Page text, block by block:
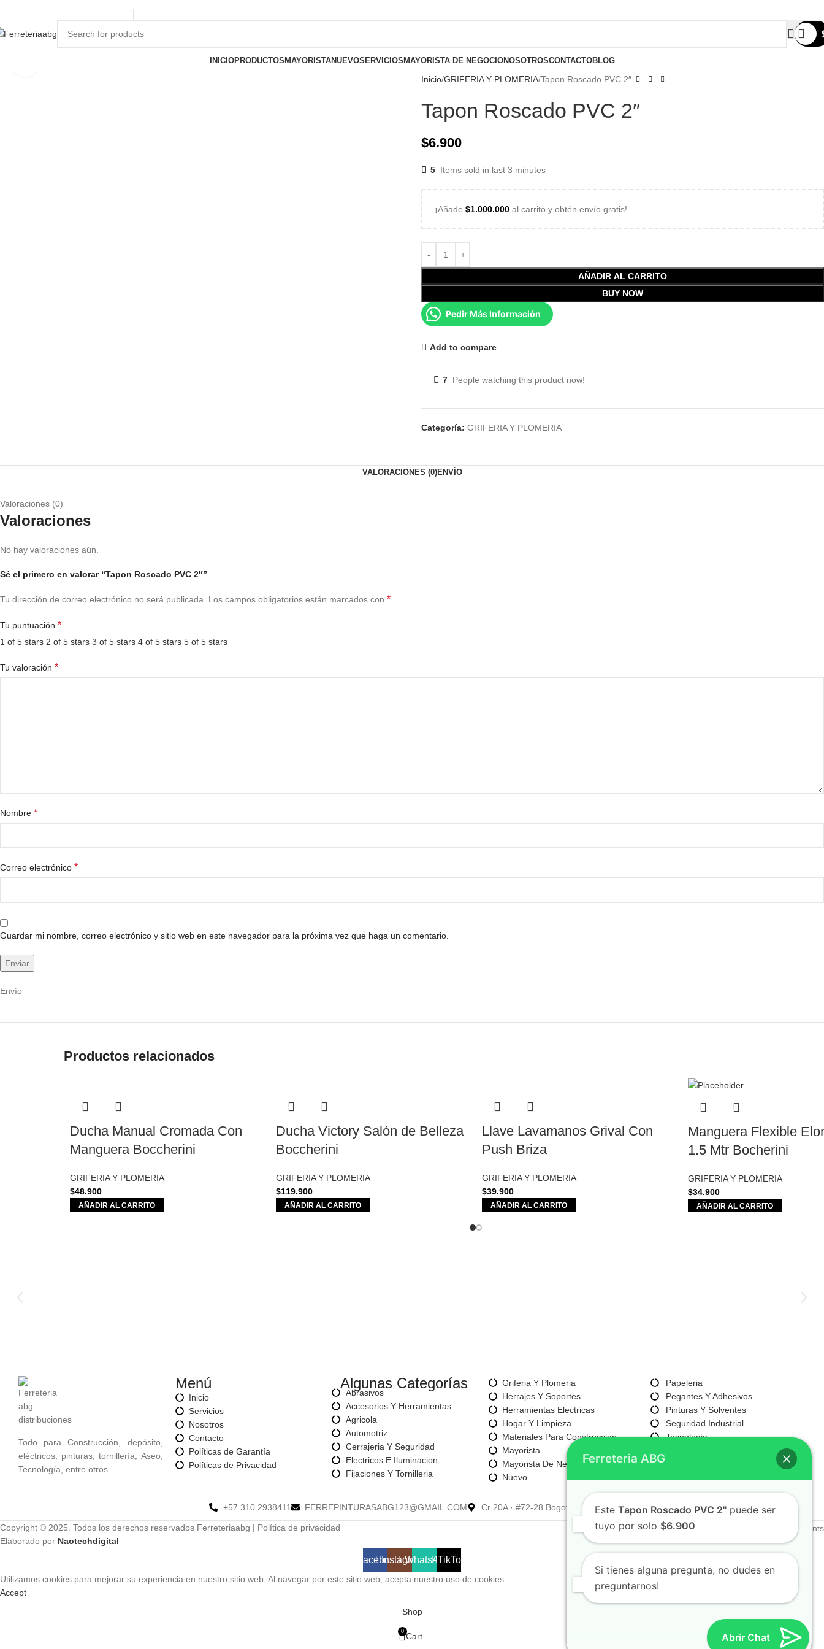
INICIOPRODUCTOSMAYORISTANUEVOSERVICIOSMAYORISTA DE NEGOCIONOSOTROSCONTACTOBLOG
Inicio GRIFERIA Y PLOMERIA Tapon Roscado PVC 2″
Tapon Roscado PVC 2″
$6.900
5 Items sold in last 3 minutes
¡Añade $1.000.000 al carrito y obtén envío gratis!
AÑADIR AL CARRITO
BUY NOW
Pedir Más Información
Add to compare
7 People watching this product now!
Categoría: GRIFERIA Y PLOMERIA
VALORACIONES (0)ENVÍO
Valoraciones (0)
Valoraciones
No hay valoraciones aún.
Sé el primero en valorar “Tapon Roscado PVC 2″”
Tu dirección de correo electrónico no será publicada. Los campos obligatorios están marcados con *
Tu puntuación *
1 of 5 stars 2 of 5 stars 3 of 5 stars 4 of 5 stars 5 of 5 stars
Tu valoración *
Nombre *
Correo electrónico *
Guardar mi nombre, correo electrónico y sitio web en este navegador para la próxima vez que haga un comentario.
Envío
Productos relacionados
Ducha Manual Cromada Con
Manguera Boccherini
GRIFERIA Y PLOMERIA
$48.900
AÑADIR AL CARRITO
Ducha Victory Salón de Belleza
Boccherini
GRIFERIA Y PLOMERIA
$119.900
AÑADIR AL CARRITO
Llave Lavamanos Grival Con
Push Briza
GRIFERIA Y PLOMERIA
$39.900
AÑADIR AL CARRITO
Manguera Flexible
1.5 Mtr Bocherini
GRIFERIA Y PLOMERIA
$34.900
AÑADIR AL CARRITO
Todo para Construcción, depósito,
eléctricos, pinturas, tornillería, Aseo,
Tecnología, entre otros
Menú
Inicio
Servicios
Nosotros
Contacto
Políticas de Garantía
Políticas de Privacidad
Algunas Categorías
Abrasivos
Accesorios Y Herramientas
Agricola
Automotriz
Cerrajeria Y Seguridad
Electricos E Iluminacion
Fijaciones Y Tornilleria
Griferia Y Plomeria
Herrajes Y Soportes
Herramientas Electricas
Hogar Y Limpieza
Materiales Para Construccion
Mayorista
Mayorista De Negocio
Nuevo
Papeleria
Pegantes Y Adhesivos
Pinturas Y Solventes
Seguridad Industrial
Tecnologia
+57 310 2938411 FERREPINTURASABG123@GMAIL.COM Cr 20A · #72-28 Bogotá, Colombia
Copyright © 2025. Todos los derechos reservados Ferreteriaabg | Política de privacidad
Elaborado por Naotechdigital
FacebookInstagramWhatsAppTikTok
Utilizamos cookies para mejorar su experiencia en nuestro sitio web. Al navegar por este sitio web, acepta nuestro uso de cookies.
Accept
Shop
0 Cart
Ferreteria ABG
Este Tapon Roscado PVC 2" puede ser
tuyo por solo $6.900
Si tienes alguna pregunta, no dudes en
preguntarnos!
Abrir Chat